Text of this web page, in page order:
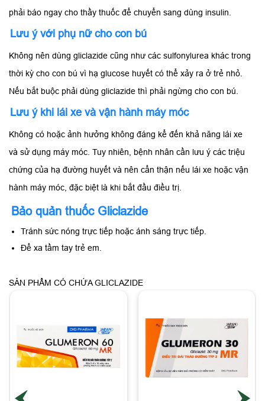
phải báo ngay cho thầy thuốc để chuyển sang dùng insulin.
Lưu ý với phụ nữ cho con bú
Không nên dùng gliclazide cũng như các sulfonylurea khác trong
thời kỳ cho con bú vì hạ glucose huyết có thể xảy ra ở trẻ nhỏ.
Nếu bắt buộc phải dùng gliclazide thì phải ngừng cho con bú.
Lưu ý khi lái xe và vận hành máy móc
Không có hoặc ảnh hưởng không đáng kể đến khả năng lái xe
và sử dụng máy móc. Tuy nhiên, bệnh nhân cần lưu ý các triệu
chứng của hạ đường huyết và nên cẩn thận nếu lái xe hoặc vận
hành máy móc, đặc biệt là khi bắt đầu điều trị.
Bảo quản thuốc Gliclazide
Tránh sức nóng trực tiếp hoặc ánh sáng trực tiếp.
Để xa tầm tay trẻ em.
SẢN PHẨM CÓ CHỨA GLICLAZIDE